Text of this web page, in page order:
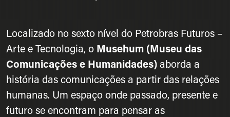
Localizado no sexto nível do Petrobras Futuros –
Arte e Tecnologia, o Musehum (Museu das
Comunicações e Humanidades)aborda a
história das comunicações a partir das relações
humanas. Um espaço onde passado, presente e
futuro se encontram para pensar as